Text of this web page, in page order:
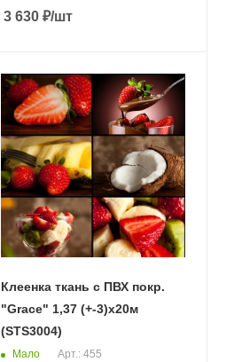
3 630 ₽/шт
Клеенка ткань с ПВХ покр.
"Grace" 1,37 (+-3)х20м
(STS3004)
Мало Арт.: 455